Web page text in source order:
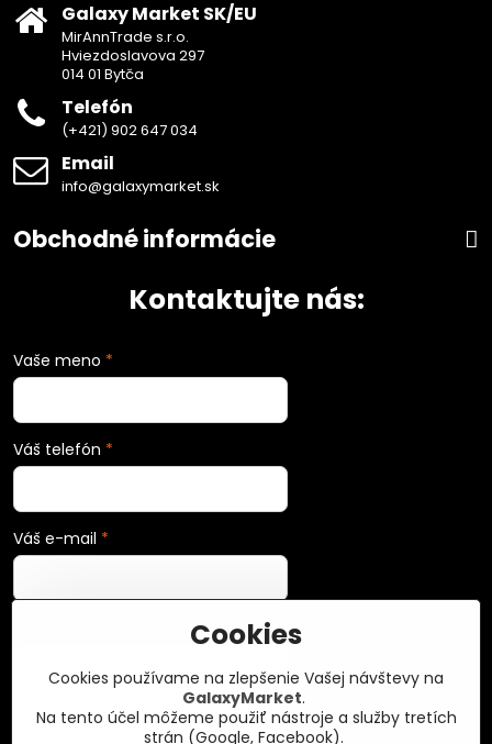
Galaxy Market SK/EU
MirAnnTrade s.r.o.
Hviezdoslavova 297
014 01 Bytča
Telefón
(+421) 902 647 034
Email
info@galaxymarket.sk
Obchodné informácie
Kontaktujte nás:
Vaše meno *
Váš telefón *
Váš e-mail *
Cookies
Cookies používame na zlepšenie Vašej návštevy na
GalaxyMarket.
Na tento účel môžeme použiť nástroje a služby tretích
strán (Google, Facebook).